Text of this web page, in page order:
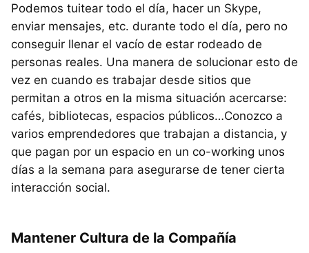
Podemos tuitear todo el día, hacer un Skype,
enviar mensajes, etc. durante todo el día, pero no
conseguir llenar el vacío de estar rodeado de
personas reales. Una manera de solucionar esto de
vez en cuando es trabajar desde sitios que
permitan a otros en la misma situación acercarse:
cafés, bibliotecas, espacios públicos…Conozco a
varios emprendedores que trabajan a distancia, y
que pagan por un espacio en un co-working unos
días a la semana para asegurarse de tener cierta
interacción social.
Mantener Cultura de la Compañía